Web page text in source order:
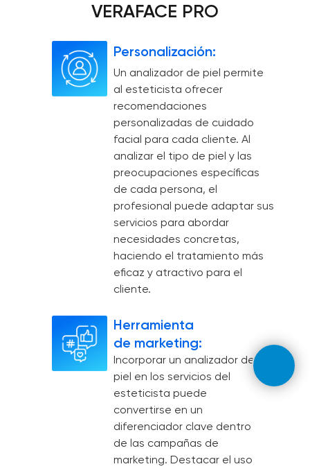
Personalización:
Incorporar un analizador de
piel en los servicios del
esteticista puede
convertirse en un
diferenciador clave dentro
de las campañas de
marketing. Destacar el uso
Herramienta
de marketing:
Un analizador de piel permite
al esteticista ofrecer
recomendaciones
personalizadas de cuidado
facial para cada cliente. Al
analizar el tipo de piel y las
preocupaciones específicas
de cada persona, el
profesional puede adaptar sus
servicios para abordar
necesidades concretas,
haciendo el tratamiento más
eficaz y atractivo para el
cliente.
VERAFACE PRO